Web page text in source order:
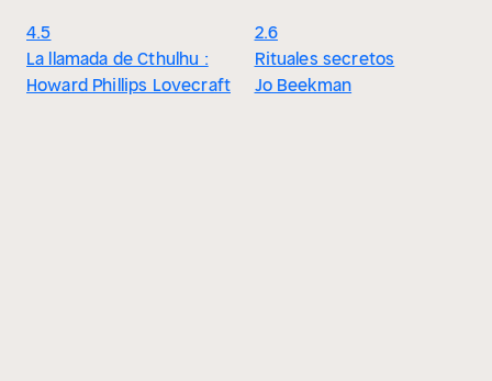
4.5
La llamada de Cthulhu :
Howard Phillips Lovecraft
2.6
Rituales secretos
Jo Beekman